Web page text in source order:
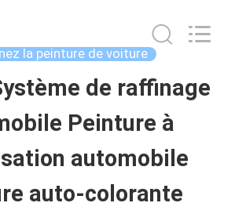
la peinture de voiture
de raffinage
Peinture à
automobile
auto-colorante